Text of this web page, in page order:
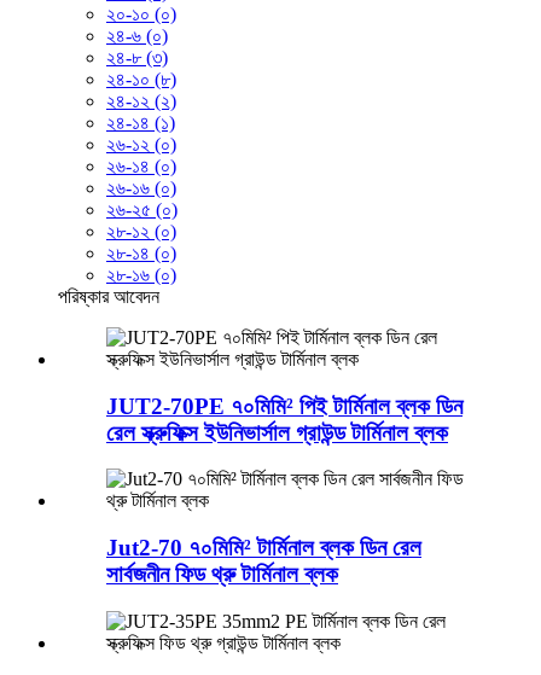
২০-১০ (০)
২৪-৬ (০)
২৪-৮ (৩)
২৪-১০ (৮)
২৪-১২ (২)
২৪-১৪ (১)
২৬-১২ (০)
২৬-১৪ (০)
২৬-১৬ (০)
২৬-২৫ (০)
২৮-১২ (০)
২৮-১৪ (০)
২৮-১৬ (০)
পরিষ্কার আবেদন
JUT2-70PE ৭০মিমি² পিই টার্মিনাল ব্লক ডিন
রেল স্ক্রুফিক্স ইউনিভার্সাল গ্রাউন্ড টার্মিনাল ব্লক
Jut2-70 ৭০মিমি² টার্মিনাল ব্লক ডিন রেল
সার্বজনীন ফিড থ্রু টার্মিনাল ব্লক